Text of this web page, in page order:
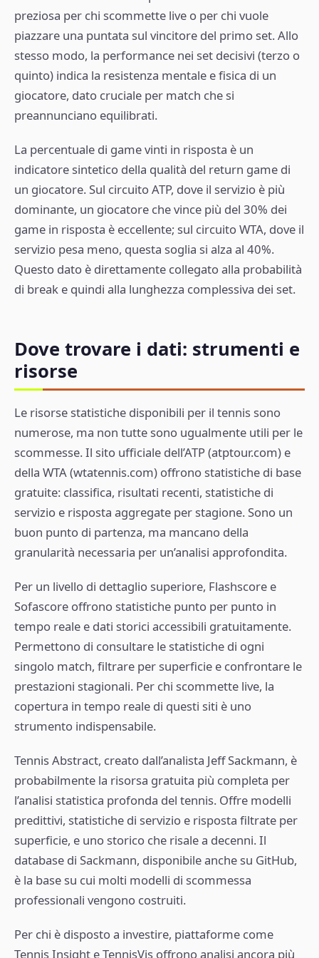
preziosa per chi scommette live o per chi vuole
piazzare una puntata sul vincitore del primo set. Allo
stesso modo, la performance nei set decisivi (terzo o
quinto) indica la resistenza mentale e fisica di un
giocatore, dato cruciale per match che si
preannunciano equilibrati.
La percentuale di game vinti in risposta è un
indicatore sintetico della qualità del return game di
un giocatore. Sul circuito ATP, dove il servizio è più
dominante, un giocatore che vince più del 30% dei
game in risposta è eccellente; sul circuito WTA, dove il
servizio pesa meno, questa soglia si alza al 40%.
Questo dato è direttamente collegato alla probabilità
di break e quindi alla lunghezza complessiva dei set.
Dove trovare i dati: strumenti e
risorse
Le risorse statistiche disponibili per il tennis sono
numerose, ma non tutte sono ugualmente utili per le
scommesse. Il sito ufficiale dell’ATP (atptour.com) e
della WTA (wtatennis.com) offrono statistiche di base
gratuite: classifica, risultati recenti, statistiche di
servizio e risposta aggregate per stagione. Sono un
buon punto di partenza, ma mancano della
granularità necessaria per un’analisi approfondita.
Per un livello di dettaglio superiore, Flashscore e
Sofascore offrono statistiche punto per punto in
tempo reale e dati storici accessibili gratuitamente.
Permettono di consultare le statistiche di ogni
singolo match, filtrare per superficie e confrontare le
prestazioni stagionali. Per chi scommette live, la
copertura in tempo reale di questi siti è uno
strumento indispensabile.
Tennis Abstract, creato dall’analista Jeff Sackmann, è
probabilmente la risorsa gratuita più completa per
l’analisi statistica profonda del tennis. Offre modelli
predittivi, statistiche di servizio e risposta filtrate per
superficie, e uno storico che risale a decenni. Il
database di Sackmann, disponibile anche su GitHub,
è la base su cui molti modelli di scommessa
professionali vengono costruiti.
Per chi è disposto a investire, piattaforme come
Tennis Insight e TennisVis offrono analisi ancora più